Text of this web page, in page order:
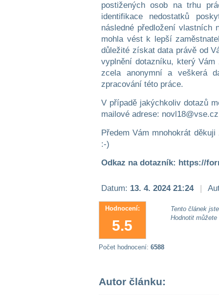
postižených osob na trhu
identifikace nedostatků
následné předložení vlastních
mohla vést k lepší
důležité získat data právě od
vyplnění dotazníku, který
zcela anonymní a veškerá
zpracování této práce.
V případě jakýchkoliv dotazů
mailové adrese:
Předem Vám mnohokrát
:-)
Odkaz na dotazník: https://
Datum: 13. 4. 2024 21:24 |
Hodnocení:
5.5
Tento článek
Hodnotit
Počet hodnocení: 6588
Autor článku: